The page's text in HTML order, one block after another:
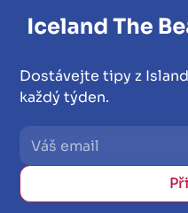
Dostávejte tipy z
každý týden.